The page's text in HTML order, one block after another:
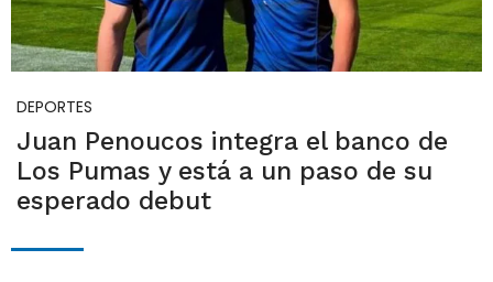
DEPORTES
Juan Penoucos integra el banco de
Los Pumas y está a un paso de su
esperado debut